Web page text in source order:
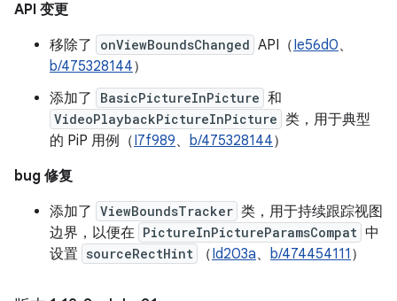
API 变更
移除了
onViewBoundsChanged API（Ie56d0、
b/475328144）
添加了
BasicPictureInPicture 和
VideoPlaybackPictureInPicture 类，用于典型
的 PiP 用例（I7f989、 b/475328144）
bug 修复
添加了 ViewBoundsTracker 类，用于持续跟踪视图
边界，以便在 PictureInPictureParamsCompat 中
设置 sourceRectHint （Id203a、 b/474454111 ）